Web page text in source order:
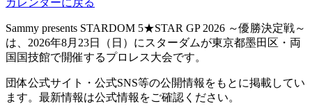
Sammy presents STARDOM 5★STAR GP 2026 ～優勝決定戦～
は、2026年8月23日（日）にスターダムが東京都墨田区・両
国国技館で開催するプロレス大会です。
団体公式サイト・公式SNS等の公開情報をもとに掲載してい
ます。最新情報は公式情報をご確認ください。